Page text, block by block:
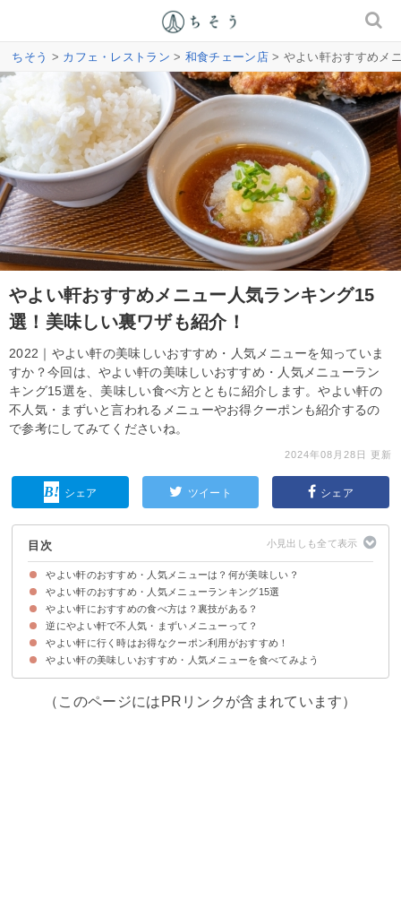
ちそう > カフェ・レストラン > 和食チェーン店> やよい軒おすすめメ
やよい軒おすすめメニュー人気ランキング15
選！美味しい裏ワザも紹介！
2022｜やよい軒の美味しいおすすめ・人気メニューを知っていま
すか？今回は、やよい軒の美味しいおすすめ・人気メニューラン
キング15選を、美味しい食べ方とともに紹介します。やよい軒の
不人気・まずいと言われるメニューやお得クーポンも紹介するの
で参考にしてみてくださいね。
2024年08月28日 更新
シェア ツイート シェア
目次
やよい軒のおすすめ・人気メニューは？何が美味しい？
やよい軒のおすすめ・人気メニューランキング15選
15位：銀鮭の塩焼定食（税込790円）
14位：味噌かつ煮定食（税込780円）
13位：しまほっけ定食（税込890円）
12位：ミックスとじ定食（税込790円）
11位：やよい御膳（税込890円）
10位：4種のチーズハンバーグ定食（税込900円）
9位：なす味噌と焼魚の定食（税込930円）
8位：ビーフカットステーキ定食【和風ソース】（税込1,090円）
7位：肉野菜炒め定食（税込730円）
6位：サバの塩焼定食（税込670円）
5位：から揚げ定食（税込690円）
4位：チキン南蛮とエビフライの定食（税込980円）
3位：しょうが焼定食（税込640円）
2位：和風おろしハンバーグ定食（税込800円）
1位：チキン南蛮としょうが焼の人気コンビ定食（税込1,000円）
やよい軒におすすめの食べ方は？裏技がある？
①もち麦に変更する
②無料のご飯おかわりや漬物を利用する
③味噌汁を貝汁に変更する
④マヨネーズ・ケチャップは無料で追加できる
⑤お茶漬けを作る
逆にやよい軒で不人気・まずいメニューって？
①納豆朝食（税込350円）
②みそ汁（税込100円）
③かつ丼（税込690円）
やよい軒に行く時はお得なクーポン利用がおすすめ！
やよい軒の美味しいおすすめ・人気メニューを食べてみよう
（このページにはPRリンクが含まれています）